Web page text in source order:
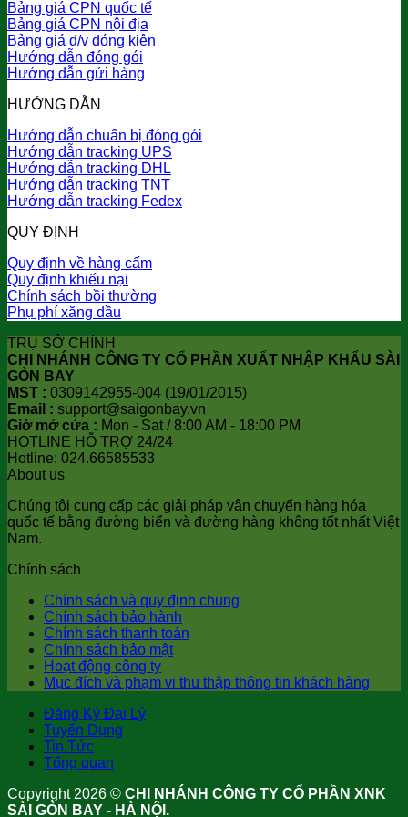
Bảng giá CPN quốc tế
Bảng giá CPN nội địa
Bảng giá d/v đóng kiện
Hướng dẫn đóng gói
Hướng dẫn gửi hàng
HƯỚNG DẪN
Hướng dẫn chuẩn bị đóng gói
Hướng dẫn tracking UPS
Hướng dẫn tracking DHL
Hướng dẫn tracking TNT
Hướng dẫn tracking Fedex
QUY ĐỊNH
Quy định về hàng cấm
Quy định khiếu nại
Chính sách bồi thường
Phụ phí xăng dầu
TRỤ SỞ CHÍNH
CHI NHÁNH CÔNG TY CỔ PHẦN XUẤT NHẬP KHẨU SÀI
GÒN BAY
MST : 0309142955-004 (19/01/2015)
Email : support@saigonbay.vn
Giờ mở cửa : Mon - Sat / 8:00 AM - 18:00 PM
HOTLINE HỖ TRỢ 24/24
Hotline: 024.66585533
About us
Chúng tôi cung cấp các giải pháp vận chuyển hàng hóa
quốc tế bằng đường biển và đường hàng không tốt nhất Việt
Nam.
Chính sách
Chính sách và quy định chung
Chính sách bảo hành
Chính sách thanh toán
Chính sách bảo mật
Hoạt động công ty
Mục đích và phạm vi thu thập thông tin khách hàng
Đăng Ký Đại Lý
Tuyển Dụng
Tin Tức
Tổng quan
Copyright 2026 © CHI NHÁNH CÔNG TY CỔ PHẦN XNK
SÀI GÒN BAY - HÀ NỘI.